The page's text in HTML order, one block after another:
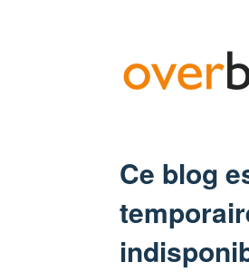
Ce blog